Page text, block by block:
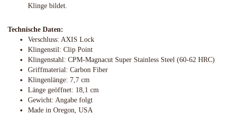
Klinge bildet.
Technische Daten:
Verschluss: AXIS Lock
Klingenstil: Clip Point
Klingenstahl: CPM-Magnacut Super Stainless Steel (60-62 HRC)
Griffmaterial: Carbon Fiber
Klingenlänge: 7,7 cm
Länge geöffnet: 18,1 cm
Gewicht: Angabe folgt
Made in Oregon, USA